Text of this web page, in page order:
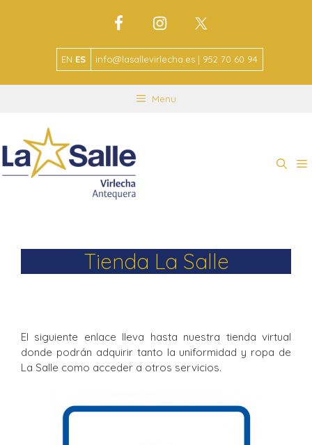
EN ES info@lasallevirlecha.es | 952 70 60 94
Menu
Tienda La Salle
El siguiente enlace lleva hasta nuestra tienda virtual
donde podrán adquirir tanto la uniformidad y ropa de
La Salle como acceder a otros servicios.